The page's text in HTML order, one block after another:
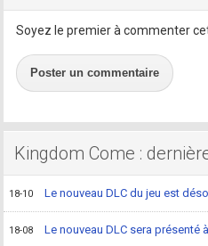
Soyez le premier à commenter
Poster un commentaire
Kingdom Come :
18-10 Le nouveau DLC du jeu est
18-08 Le nouveau DLC sera présenté